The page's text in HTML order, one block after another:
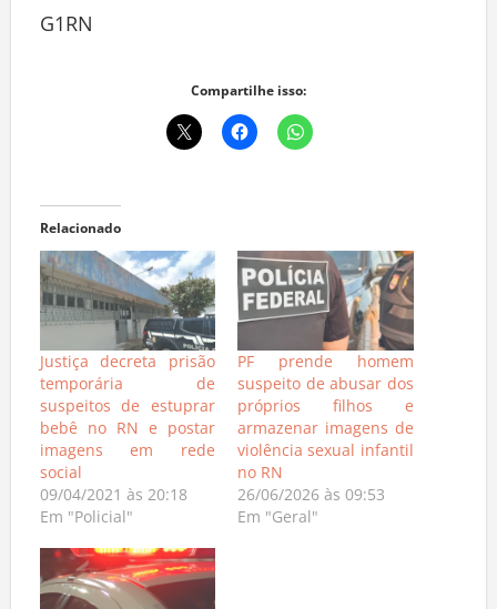
G1RN
Compartilhe isso:
Relacionado
Justiça decreta prisão
temporária de
suspeitos de estuprar
bebê no RN e postar
imagens em rede
social
09/04/2021 às 20:18
Em "Policial"
PF prende homem
suspeito de abusar dos
próprios filhos e
armazenar imagens de
violência sexual infantil
no RN
26/06/2026 às 09:53
Em "Geral"